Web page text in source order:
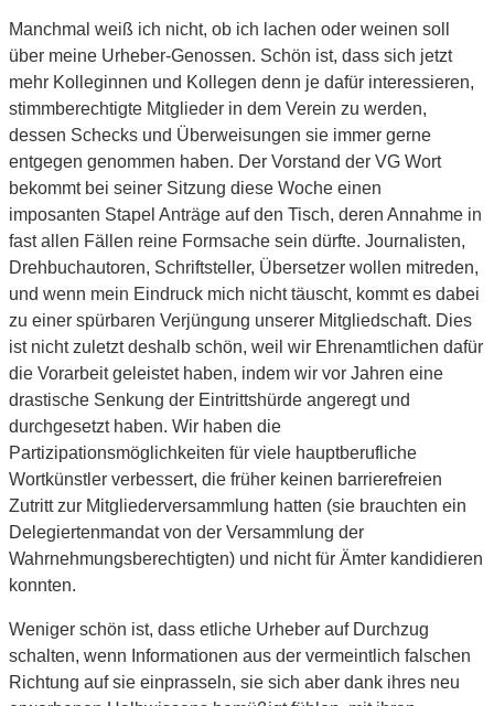
Manchmal weiß ich nicht, ob ich lachen oder weinen soll
über meine Urheber-Genossen. Schön ist, dass sich jetzt
mehr Kolleginnen und Kollegen denn je dafür interessieren,
stimmberechtigte Mitglieder in dem Verein zu werden,
dessen Schecks und Überweisungen sie immer gerne
entgegen genommen haben. Der Vorstand der VG Wort
bekommt bei seiner Sitzung diese Woche einen
imposanten Stapel Anträge auf den Tisch, deren Annahme in
fast allen Fällen reine Formsache sein dürfte. Journalisten,
Drehbuchautoren, Schriftsteller, Übersetzer wollen mitreden,
und wenn mein Eindruck mich nicht täuscht, kommt es dabei
zu einer spürbaren Verjüngung unserer Mitgliedschaft. Dies
ist nicht zuletzt deshalb schön, weil wir Ehrenamtlichen dafür
die Vorarbeit geleistet haben, indem wir vor Jahren eine
drastische Senkung der Eintrittshürde angeregt und
durchgesetzt haben. Wir haben die
Partizipationsmöglichkeiten für viele hauptberufliche
Wortkünstler verbessert, die früher keinen barrierefreien
Zutritt zur Mitgliederversammlung hatten (sie brauchten ein
Delegiertenmandat von der Versammlung der
Wahrnehmungsberechtigten) und nicht für Ämter kandidieren
konnten.
Weniger schön ist, dass etliche Urheber auf Durchzug
schalten, wenn Informationen aus der vermeintlich falschen
Richtung auf sie einprasseln, sie sich aber dank ihres neu